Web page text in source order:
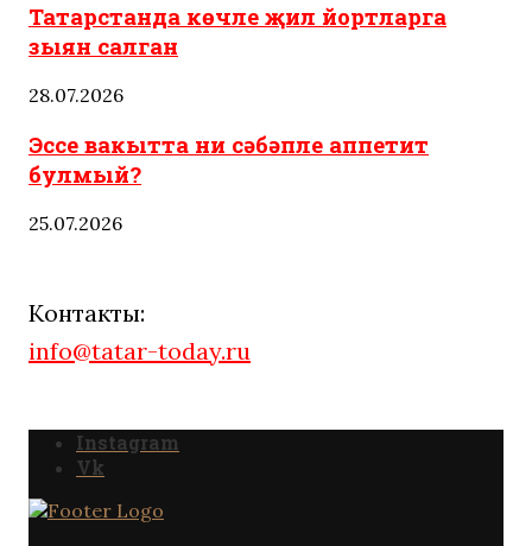
Татарстанда көчле җил йортларга
зыян салган
28.07.2026
Эссе вакытта ни сәбәпле аппетит
булмый?
25.07.2026
Контакты:
info@tatar-today.ru
Instagram
Vk